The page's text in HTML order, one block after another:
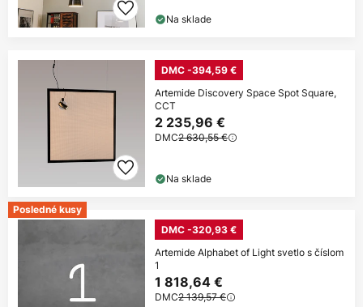
Na sklade
DMC -394,59 €
Artemide Discovery Space Spot Square,
CCT
2 235,96 €
DMC2 630,55 €
Na sklade
Posledné kusy
DMC -320,93 €
Artemide Alphabet of Light svetlo s číslom
1
1 818,64 €
DMC2 139,57 €